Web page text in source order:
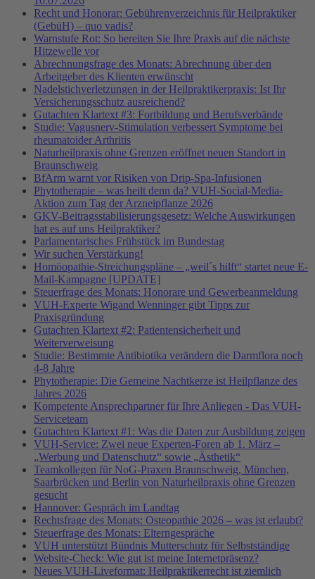
Recht und Honorar: Gebührenverzeichnis für Heilpraktiker
(GebüH) – quo vadis?
Warnstufe Rot: So bereiten Sie Ihre Praxis auf die nächste
Hitzewelle vor
Abrechnungsfrage des Monats: Abrechnung über den
Arbeitgeber des Klienten erwünscht
Nadelstichverletzungen in der Heilpraktikerpraxis: Ist Ihr
Versicherungsschutz ausreichend?
Gutachten Klartext #3: Fortbildung und Berufsverbände
Studie: Vagusnerv-Stimulation verbessert Symptome bei
rheumatoider Arthritis
Naturheilpraxis ohne Grenzen eröffnet neuen Standort in
Braunschweig
BfArm warnt vor Risiken von Drip-Spa-Infusionen
Phytotherapie – was heilt denn da? VUH-Social-Media-
Aktion zum Tag der Arzneipflanze 2026
GKV-Beitragsstabilisierungsgesetz: Welche Auswirkungen
hat es auf uns Heilpraktiker?
Parlamentarisches Frühstück im Bundestag
Wir suchen Verstärkung!
Homöopathie-Streichungspläne – „weil´s hilft“ startet neue E-
Mail-Kampagne [UPDATE]
Steuerfrage des Monats: Honorare und Gewerbeanmeldung
VUH-Experte Wigand Wenninger gibt Tipps zur
Praxisgründung
Gutachten Klartext #2: Patientensicherheit und
Weiterverweisung
Studie: Bestimmte Antibiotika verändern die Darmflora noch
4-8 Jahre
Phytotherapie: Die Gemeine Nachtkerze ist Heilpflanze des
Jahres 2026
Kompetente Ansprechpartner für Ihre Anliegen - Das VUH-
Serviceteam
Gutachten Klartext #1: Was die Daten zur Ausbildung zeigen
VUH-Service: Zwei neue Experten-Foren ab 1. März –
„Werbung und Datenschutz“ sowie „Ästhetik“
Teamkollegen für NoG-Praxen Braunschweig, München,
Saarbrücken und Berlin von Naturheilpraxis ohne Grenzen
gesucht
Hannover: Gespräch im Landtag
Rechtsfrage des Monats: Osteopathie 2026 – was ist erlaubt?
Steuerfrage des Monats: Elterngespräche
VUH unterstützt Bündnis Mutterschutz für Selbstständige
Website-Check: Wie gut ist meine Internetpräsenz?
Neues VUH-Liveformat: Heilpraktikerrecht ist ziemlich